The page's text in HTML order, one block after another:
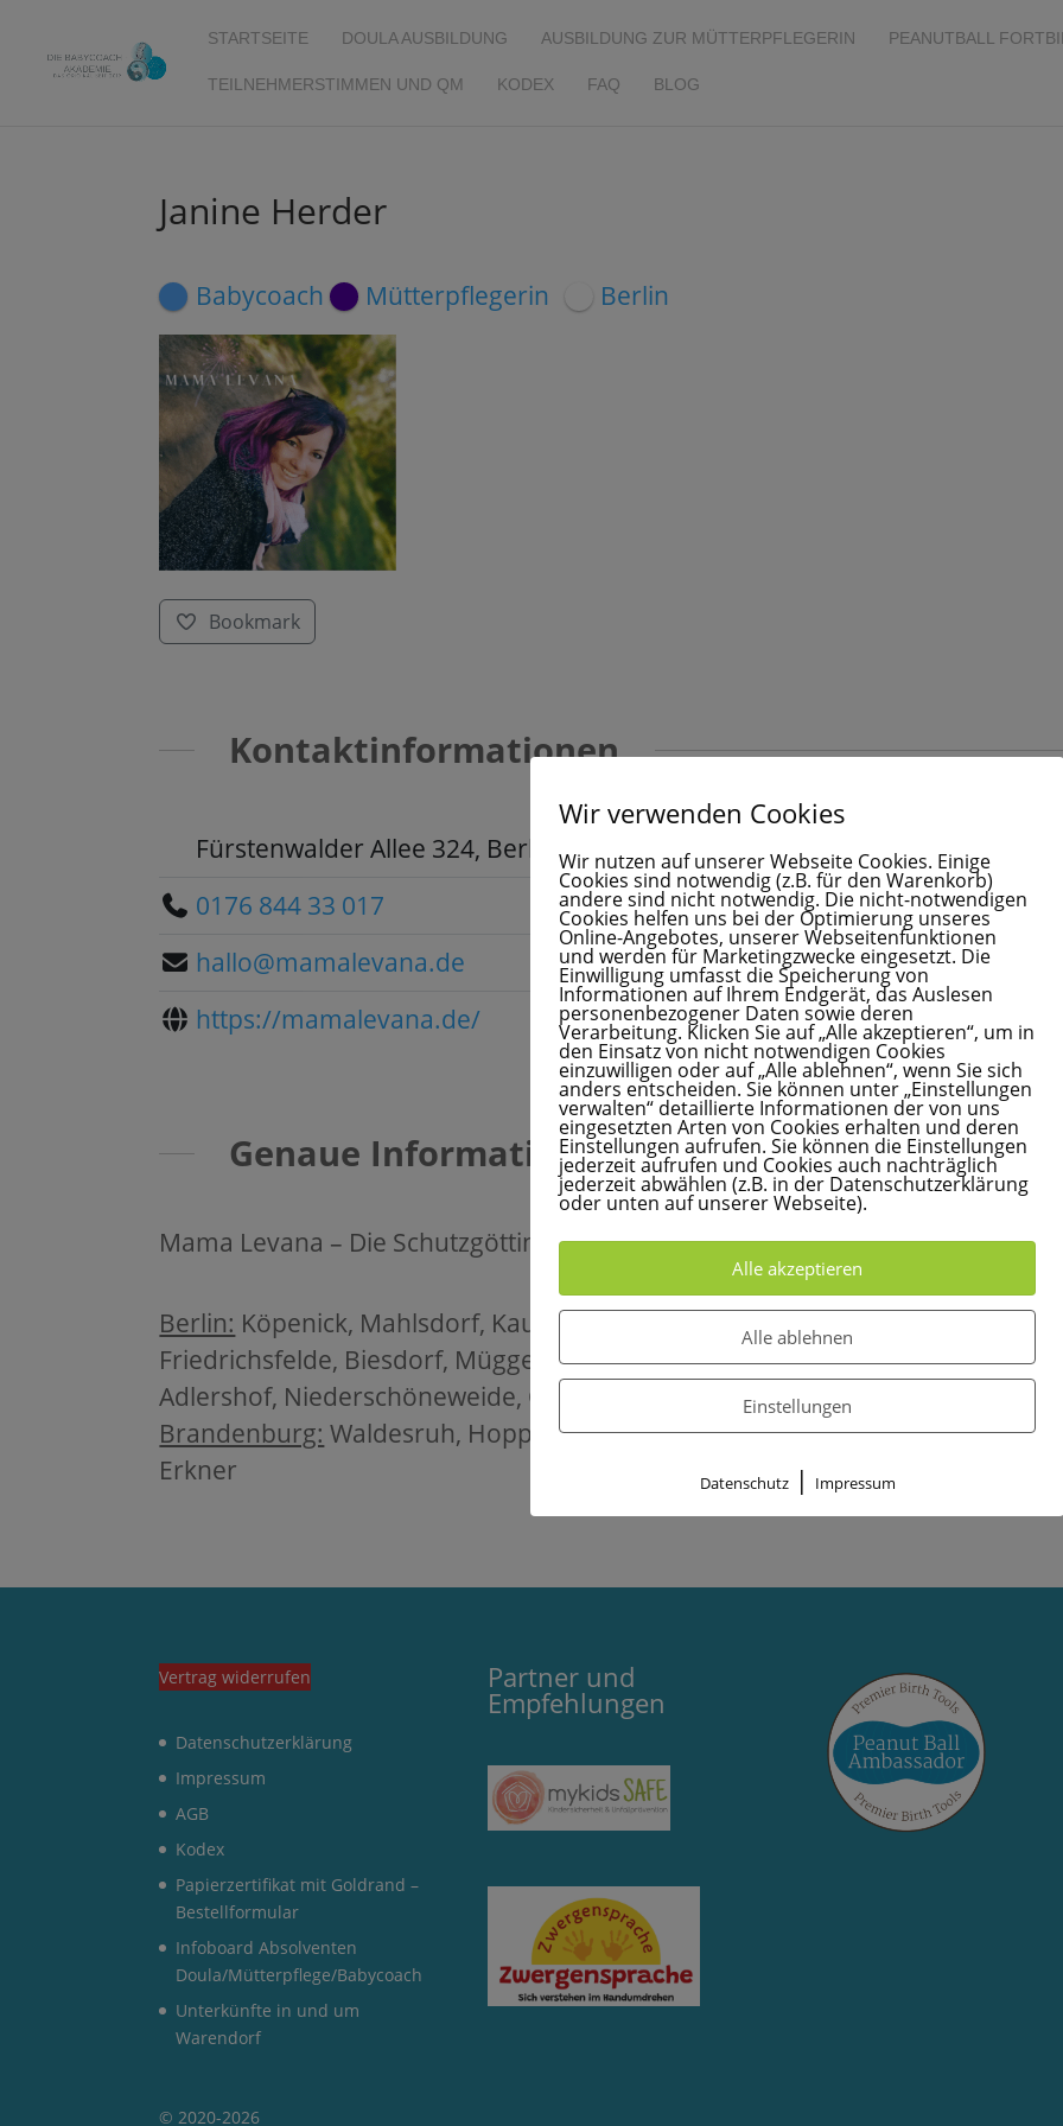
STARTSEITE DOULA AUSBILDUNG AUSBILDUNG ZUR MÜTTERPFLEGERIN PEANUTBALL
TEILNEHMERSTIMMEN UND QM KODEX FAQ BLOG
Janine Herder
Babycoach Mütterpflegerin Berlin
Bookmark
Kontaktinformationen
Fürstenwalder Allee 324, Berlin, 12589, Berlin
0176 844 33 017
hallo@mamalevana.de
https://mamalevana.de/
Genaue Information
Mama Levana – Die Schutzgöttin der Neugeborenen
Berlin: Köpenick, Mahlsdorf, Kaulsdorf, Karlshorst, Rummelsburg,
Friedrichsfelde, Biesdorf, Müggelheim, Grünau, Bohnsdorf, Altglienicke,
Adlershof, Niederschöneweide, Oberschöneweide
Brandenburg: Waldesruh, Hoppegarten, Birkenstein, Woltersdorf,
Erkner
Vertrag widerrufen
Datenschutzerklärung
Impressum
AGB
Kodex
Papierzertifikat mit Goldrand –
Bestellformular
Infoboard Absolventen
Doula/Mütterpflege/Babycoach
Unterkünfte in und um
Warendorf
© 2020-2026
Partner und
Empfehlungen
Wir verwenden Cookies
Wir nutzen auf unserer Webseite Cookies. Einige
Cookies sind notwendig (z.B. für den Warenkorb)
andere sind nicht notwendig. Die nicht-notwendigen
Cookies helfen uns bei der Optimierung unseres
Online-Angebotes, unserer Webseitenfunktionen
und werden für Marketingzwecke eingesetzt. Die
Einwilligung umfasst die Speicherung von
Informationen auf Ihrem Endgerät, das Auslesen
personenbezogener Daten sowie deren
Verarbeitung. Klicken Sie auf „Alle akzeptieren“, um in
den Einsatz von nicht notwendigen Cookies
einzuwilligen oder auf „Alle ablehnen“, wenn Sie sich
anders entscheiden. Sie können unter „Einstellungen
verwalten“ detaillierte Informationen der von uns
eingesetzten Arten von Cookies erhalten und deren
Einstellungen aufrufen. Sie können die Einstellungen
jederzeit aufrufen und Cookies auch nachträglich
jederzeit abwählen (z.B. in der Datenschutzerklärung
oder unten auf unserer Webseite).
Alle akzeptieren
Alle ablehnen
Einstellungen
Datenschutz| Impressum